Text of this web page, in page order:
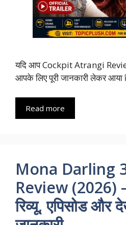
यदि आप Cockpit Atrangi
आपके लिए पूरी जानकारी लेकर
Read more
Mona Darling
Review (2026)
रिव्यू, एपिसोड और